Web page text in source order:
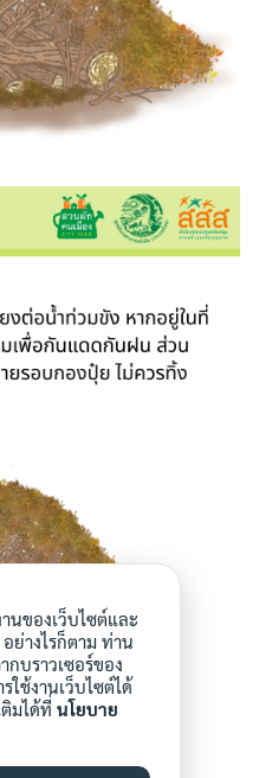
นของเว็บไซต์และ
ย่างไรก็ตาม ท่าน
กบราวเซอร์ของ
ช้งานเว็บไซต์ได้
มได้ที่ นโยบาย